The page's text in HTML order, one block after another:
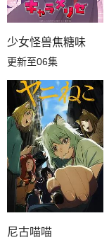
少女怪兽焦糖味
更新至06集
尼古喵喵